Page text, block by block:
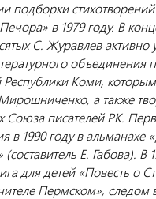
подборки стихотворений
в 1979 году. В
С. Журавлев активно
объединения
Республики Коми,
а также
Союза писателей РК.
в 1990 году в альманахе
(составитель Е. Габова). В
для детей «Повесть о
Пермском», следом